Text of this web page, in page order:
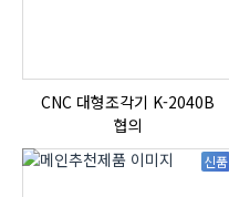
CNC 대형조각기 K-2040B
협의
신품